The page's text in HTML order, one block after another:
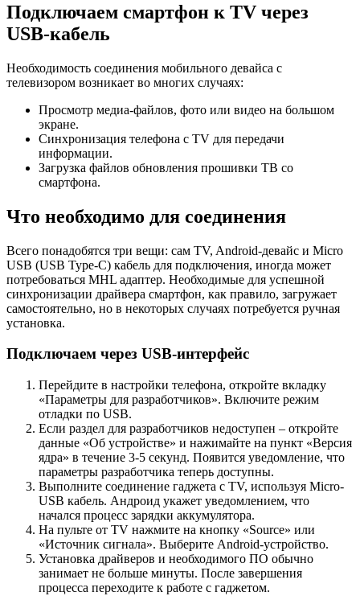
Подключаем смартфон к TV через
USB-кабель
Необходимость соединения мобильного девайса с
телевизором возникает во многих случаях:
Просмотр медиа-файлов, фото или видео на большом
экране.
Синхронизация телефона с TV для передачи
информации.
Загрузка файлов обновления прошивки ТВ со
смартфона.
Что необходимо для соединения
Всего понадобятся три вещи: сам TV, Android-девайс и Micro
USB (USB Type-C) кабель для подключения, иногда может
потребоваться MHL адаптер. Необходимые для успешной
синхронизации драйвера смартфон, как правило, загружает
самостоятельно, но в некоторых случаях потребуется ручная
установка.
Подключаем через USB-интерфейс
Перейдите в настройки телефона, откройте вкладку
«Параметры для разработчиков». Включите режим
отладки по USB.
Если раздел для разработчиков недоступен – откройте
данные «Об устройстве» и нажимайте на пункт «Версия
ядра» в течение 3-5 секунд. Появится уведомление, что
параметры разработчика теперь доступны.
Выполните соединение гаджета с TV, используя Micro-
USB кабель. Андроид укажет уведомлением, что
начался процесс зарядки аккумулятора.
На пульте от TV нажмите на кнопку «Source» или
«Источник сигнала». Выберите Android-устройство.
Установка драйверов и необходимого ПО обычно
занимает не больше минуты. После завершения
процесса переходите к работе с гаджетом.